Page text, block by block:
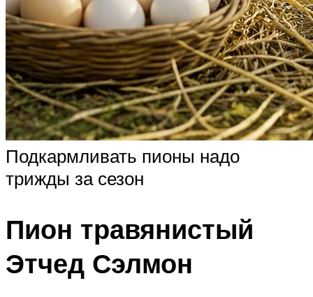
Подкармливать пионы надо
трижды за сезон
Пион травянистый
Этчед Сэлмон